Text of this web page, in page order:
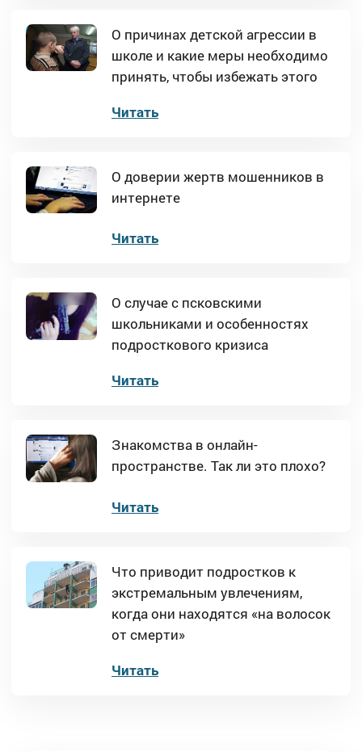
О причинах детской агрессии в
школе и какие меры необходимо
принять, чтобы избежать этого
Читать
О доверии жертв мошенников в
интернете
Читать
О случае с псковскими
школьниками и особенностях
подросткового кризиса
Читать
Знакомства в онлайн-
пространстве. Так ли это плохо?
Читать
Что приводит подростков к
экстремальным увлечениям,
когда они находятся «на волосок
от смерти»
Читать